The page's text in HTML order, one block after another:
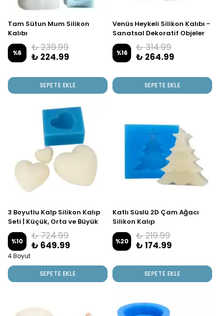
Tam Sütun Mum Silikon
Kalıbı
%6
₺ 239.99
₺ 224.99
SEPETE EKLE
Venüs Heykeli Silikon Kalıbı -
Sanatsal Dekoratif Objeler
İçin
%16
₺ 314.99
₺ 264.99
SEPETE EKLE
3 Boyutlu Kalp Silikon Kalıp
Seti | Küçük, Orta ve Büyük
Kalp Kalıbı
%10
₺ 724.99
₺ 649.99
4 Boyut
SEPETE EKLE
Katlı Süslü 2D Çam Ağacı
Silikon Kalıp
%20
₺ 219.99
₺ 174.99
SEPETE EKLE